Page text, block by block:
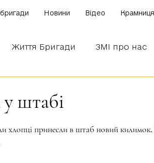
Новини Відео Крамниця
Життя Бригади ЗМІ про нас
штабі
хлопці принесли в штаб новий килимок.